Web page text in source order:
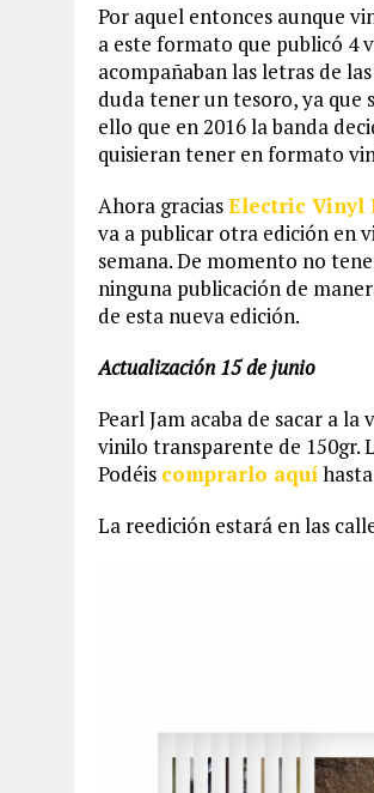
Por aquel entonces aunque
a este formato que publicó 4
acompañaban las letras de
duda tener un tesoro, ya que
ello que en 2016 la banda
quisieran tener en formato
Ahora graciasElectric Vinyl
va a publicar otra edición en
semana. De momento no
ninguna publicación de
de esta nueva edición.
Actualización 15 de junio
Pearl Jam acaba de sacar a
vinilo transparente de 150gr.
Podéis comprarlo aquí
La reedición estará en las